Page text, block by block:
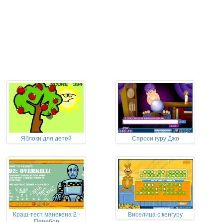
Яблоки для детей Спроси гуру Джо
Краш-тест манекена 2 -
Виселица с кенгуру